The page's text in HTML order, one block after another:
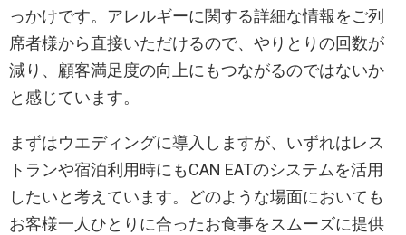
っかけです。アレルギーに関する詳細な情報をご列
席者様から直接いただけるので、やりとりの回数が
減り、顧客満足度の向上にもつながるのではないか
と感じています。
まずはウエディングに導入しますが、いずれはレス
トランや宿泊利用時にもCAN EATのシステムを活用
したいと考えています。どのような場面においても
お客様一人ひとりに合ったお食事をスムーズに提供